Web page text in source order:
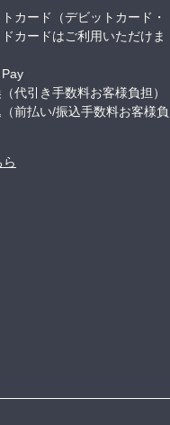
カード（デビットカード・
カードはご利用いただけま
代引き手数料お客様負担）
前払い/振込手数料お客様負
ら